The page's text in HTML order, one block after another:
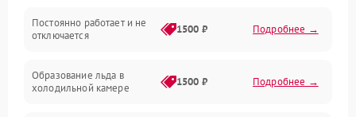
Постоянно работает и не
отключается
1500 ₽ Подробнее →
Образование льда в
холодильной камере
1500 ₽ Подробнее →